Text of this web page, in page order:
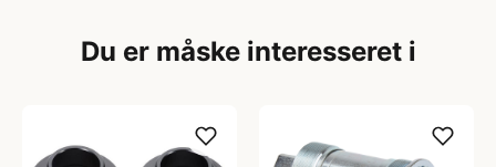
Du er måske interesseret i